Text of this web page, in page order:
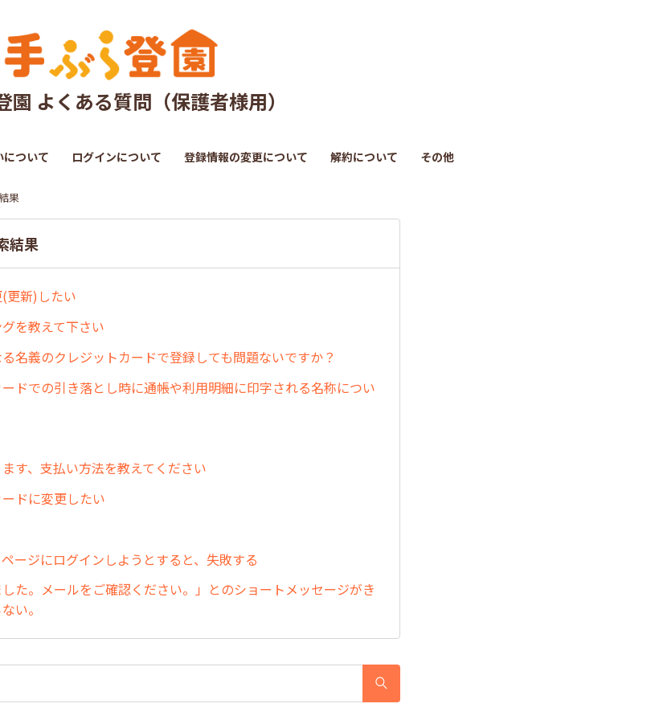
園 よくある質問（保護者様用）
について ログインについて 登録情報の変更について 解約について その他
果
結果
更新)したい
を教えて下さい
名義のクレジットカードで登録しても問題ないですか？
ドでの引き落とし時に通帳や利用明細に印字される名称につい
す、支払い方法を教えてください
ドに変更したい
ージにログインしようとすると、失敗する
した。メールをご確認ください。」とのショートメッセージがき
い。